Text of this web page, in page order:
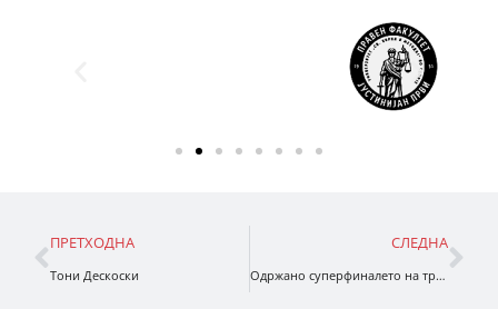
ПРЕТХОДНА
Тони Дескоски
СЛЕДНА
Одржано суперфиналето на третиот циклус на националниот натпревар во раскажување